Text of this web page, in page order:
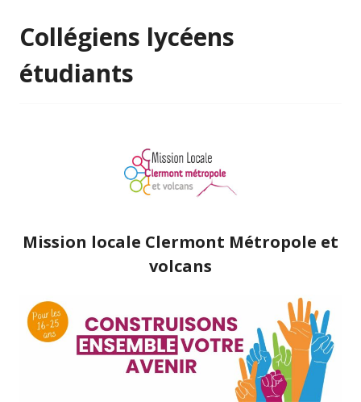
Collégiens lycéens
étudiants
Mission locale Clermont Métropole et
volcans